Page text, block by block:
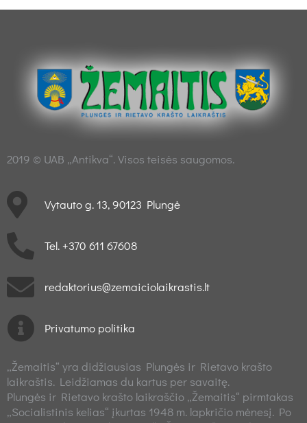
2019 © UAB „Antikva“. Visos teisės saugomos.
Vytauto g. 13, 90123 Plungė
Tel. +370 611 67608
redaktorius@zemaiciolaikrastis.lt
Privatumo politika
„Žemaitis“ yra didžiausias Plungės ir Rietavo krašto
laikraštis. Leidžiamas du kartus per savaitę.
Plungės ir Rietavo krašto laikraščio „Žemaitis“ pirmtakas
„Socialistinis kelias“ įkurtas 1948 m. lapkričio mėnesį. Po